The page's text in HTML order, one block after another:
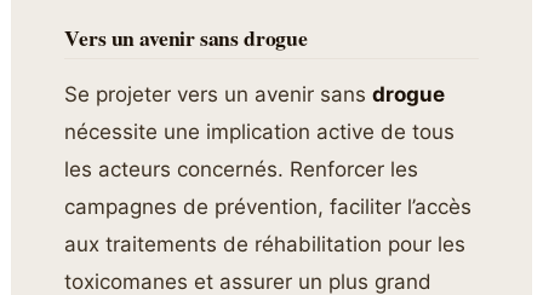
Vers un avenir sans drogue
Se projeter vers un avenir sansdrogue
nécessite une implication active de tous
les acteurs concernés. Renforcer les
campagnes de prévention, faciliter l’accès
aux traitements de réhabilitation pour les
toxicomanes et assurer un plus grand